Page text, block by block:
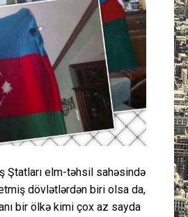
Müsahibə
İdman
Layihə
Gündəm
Ştatları elm-təhsil sahəsində
dövlətlərdən biri olsa da,
bir ölkə kimi çox az sayda